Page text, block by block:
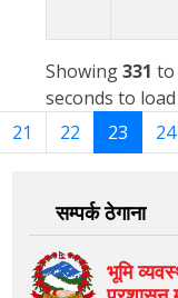
Showing331
seconds to load
21
22 23 24
सम्पर्क ठेगाना
भूमि